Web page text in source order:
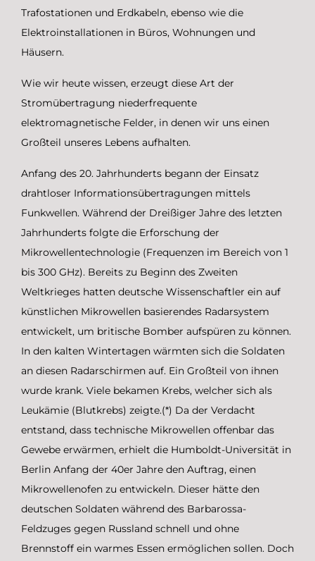
Trafostationen und Erdkabeln, ebenso wie die
Elektroinstallationen in Büros, Wohnungen und
Häusern.
Wie wir heute wissen, erzeugt diese Art der
Stromübertragung niederfrequente
elektromagnetische Felder, in denen wir uns einen
Großteil unseres Lebens aufhalten.
Anfang des 20. Jahrhunderts begann der Einsatz
drahtloser Informationsübertragungen mittels
Funkwellen. Während der Dreißiger Jahre des letzten
Jahrhunderts folgte die Erforschung der
Mikrowellentechnologie (Frequenzen im Bereich von 1
bis 300 GHz). Bereits zu Beginn des Zweiten
Weltkrieges hatten deutsche Wissenschaftler ein auf
künstlichen Mikrowellen basierendes Radarsystem
entwickelt, um britische Bomber aufspüren zu können.
In den kalten Wintertagen wärmten sich die Soldaten
an diesen Radarschirmen auf. Ein Großteil von ihnen
wurde krank. Viele bekamen Krebs, welcher sich als
Leukämie (Blutkrebs) zeigte.(*) Da der Verdacht
entstand, dass technische Mikrowellen offenbar das
Gewebe erwärmen, erhielt die Humboldt-Universität in
Berlin Anfang der 40er Jahre den Auftrag, einen
Mikrowellenofen zu entwickeln. Dieser hätte den
deutschen Soldaten während des Barbarossa-
Feldzuges gegen Russland schnell und ohne
Brennstoff ein warmes Essen ermöglichen sollen. Doch